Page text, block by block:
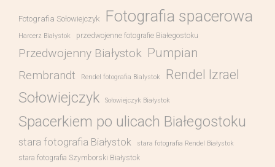
Fotografia Sołowiejczyk Fotografia spacerowa
Harcerz Białystok przedwojenne fotografie Białegostoku
Przedwojenny Białystok Pumpian
Rembrandt Rendel fotografia Bialystok Rendel Izrael
Sołowiejczyk Sołowiejczyk Białystok
Spacerkiem po ulicach Białegostoku
stara fotografia Białystok stara fotografia Rendel Białystok
stara fotografia Szymborski Białystok